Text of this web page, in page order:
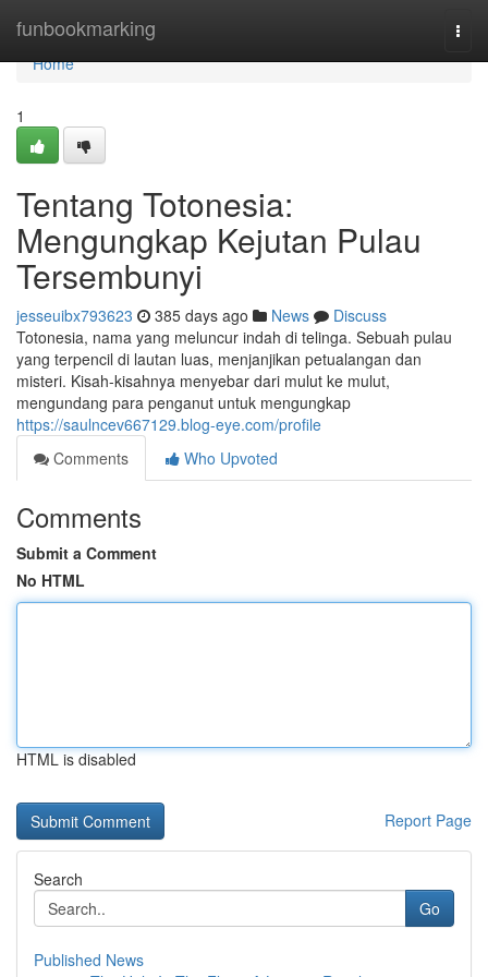
funbookmarking
Home
Home
1
Tentang Totonesia:
Mengungkap Kejutan Pulau
Tersembunyi
jesseuibx793623 385 days ago News
Discuss
Totonesia, nama yang meluncur indah di telinga. Sebuah pulau
yang terpencil di lautan luas, menjanjikan petualangan dan
misteri. Kisah-kisahnya menyebar dari mulut ke mulut,
mengundang para penganut untuk mengungkap
https://saulncev667129.blog-eye.com/profile
Comments
Who Upvoted
Comments
Submit a Comment
No HTML
HTML is disabled
Report Page
Search
Go
Published News